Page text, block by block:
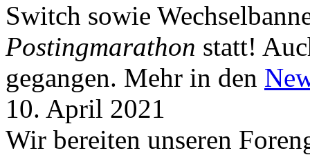
Switch sowie
Postingmarathon statt!
gegangen. Mehr in den
10. April 2021
Wir bereiten unseren